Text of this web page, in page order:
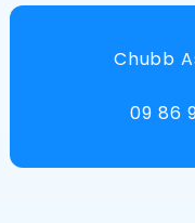
Chubb
09 86